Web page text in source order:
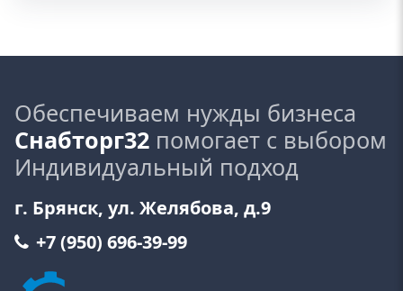
Обеспечиваем нужды бизнеса
Снабторг32 помогает с выбором
Индивидуальный подход
г. Брянск, ул. Желябова, д.9
+7 (950) 696-39-99